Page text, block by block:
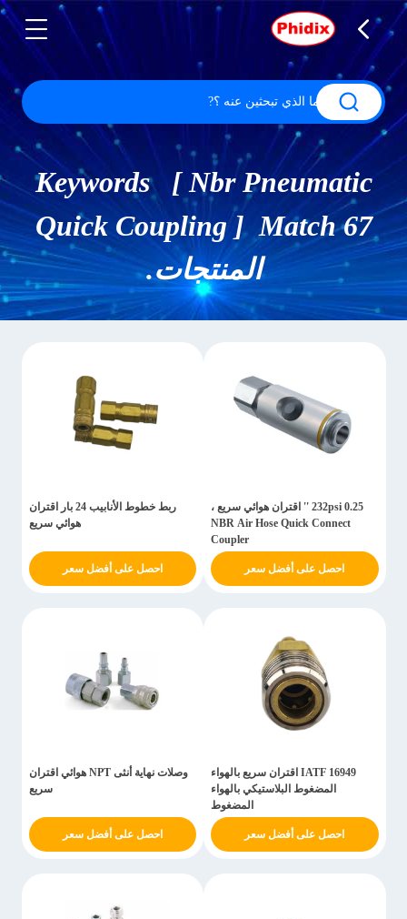
Keywords [ Nbr Pneumatic
Quick Coupling ] Match 67
المنتجات.
232psi 0.25 '' اقتران هوائي سريع ،
NBR Air Hose Quick Connect
Coupler
احصل على أفضل سعر
ربط خطوط الأنابيب 24 بار اقتران
هوائي سريع
احصل على أفضل سعر
IATF 16949 اقتران سريع بالهواء
المضغوط البلاستيكي بالهواء
المضغوط
احصل على أفضل سعر
وصلات نهاية أنثى NPT هوائي اقتران
سريع
احصل على أفضل سعر